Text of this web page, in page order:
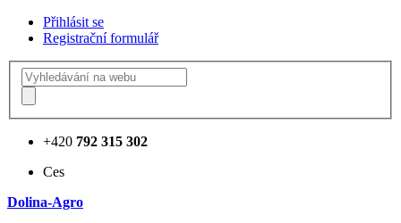
Přihlásit se
Registrační formulář
+420 792 315 302
Ces
Dolina-Agro